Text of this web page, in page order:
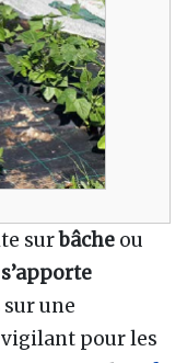
surbâche ou
sur une
vigilant pour les